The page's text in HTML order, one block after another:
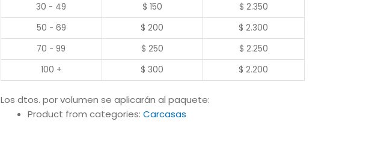
30 - 49
$ 150 $ 2.350
50 - 69
$ 200 $ 2.300
70 - 99
$ 250 $ 2.250
100 +
$ 300 $ 2.200
Los dtos. por volumen se aplicarán al paquete:
Product from categories: Carcasas